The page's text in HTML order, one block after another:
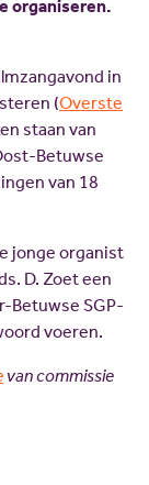
organiseren.
in
(Overste
staan van
Betuwse
van 18
jonge organist
D. Zoet een
Betuwse SGP-
voeren.
van commissie